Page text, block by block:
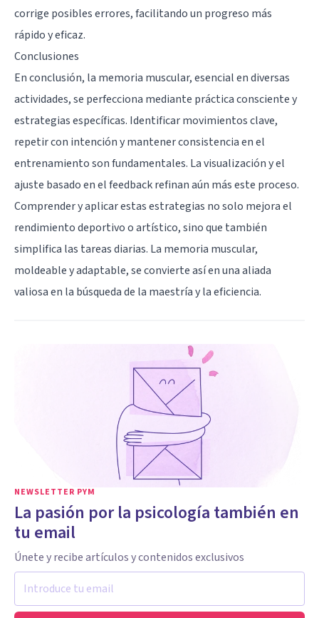
corrige posibles errores, facilitando un progreso más
rápido y eficaz.
Conclusiones
En conclusión, la memoria muscular, esencial en diversas
actividades, se perfecciona mediante práctica consciente y
estrategias específicas. Identificar movimientos clave,
repetir con intención y mantener consistencia en el
entrenamiento son fundamentales. La visualización y el
ajuste basado en el feedback refinan aún más este proceso.
Comprender y aplicar estas estrategias no solo mejora el
rendimiento deportivo o artístico, sino que también
simplifica las tareas diarias. La memoria muscular,
moldeable y adaptable, se convierte así en una aliada
valiosa en la búsqueda de la maestría y la eficiencia.
NEWSLETTER PYM
La pasión por la psicología también en
tu email
Únete y recibe artículos y contenidos exclusivos